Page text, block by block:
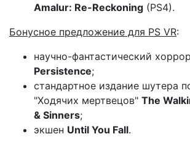
Amalur: Re-Reckoning (PS4).
Бонусное предложение для PS VR:
научно-фантастический хоррор
Persistence;
стандартное издание шутера
"Ходячих мертвецов" The
& Sinners;
экшен Until You Fall.